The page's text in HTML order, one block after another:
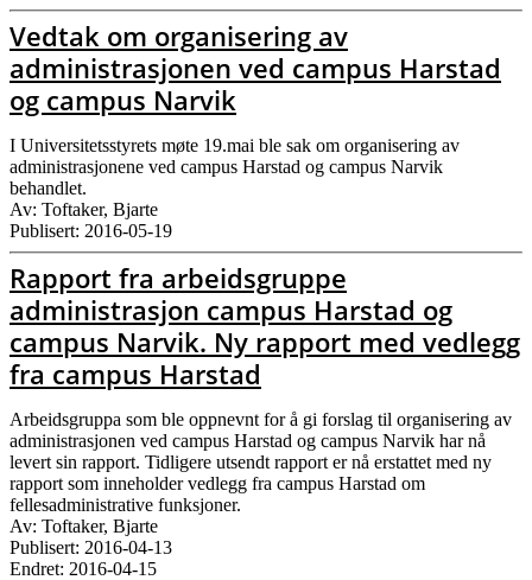
Vedtak om organisering av
administrasjonen ved campus Harstad
og campus Narvik
I Universitetsstyrets møte 19.mai ble sak om organisering av
administrasjonene ved campus Harstad og campus Narvik
behandlet.
Av: Toftaker, Bjarte
Publisert: 2016-05-19
Rapport fra arbeidsgruppe
administrasjon campus Harstad og
campus Narvik. Ny rapport med vedlegg
fra campus Harstad
Arbeidsgruppa som ble oppnevnt for å gi forslag til organisering av
administrasjonen ved campus Harstad og campus Narvik har nå
levert sin rapport. Tidligere utsendt rapport er nå erstattet med ny
rapport som inneholder vedlegg fra campus Harstad om
fellesadministrative funksjoner.
Av: Toftaker, Bjarte
Publisert: 2016-04-13
Endret: 2016-04-15